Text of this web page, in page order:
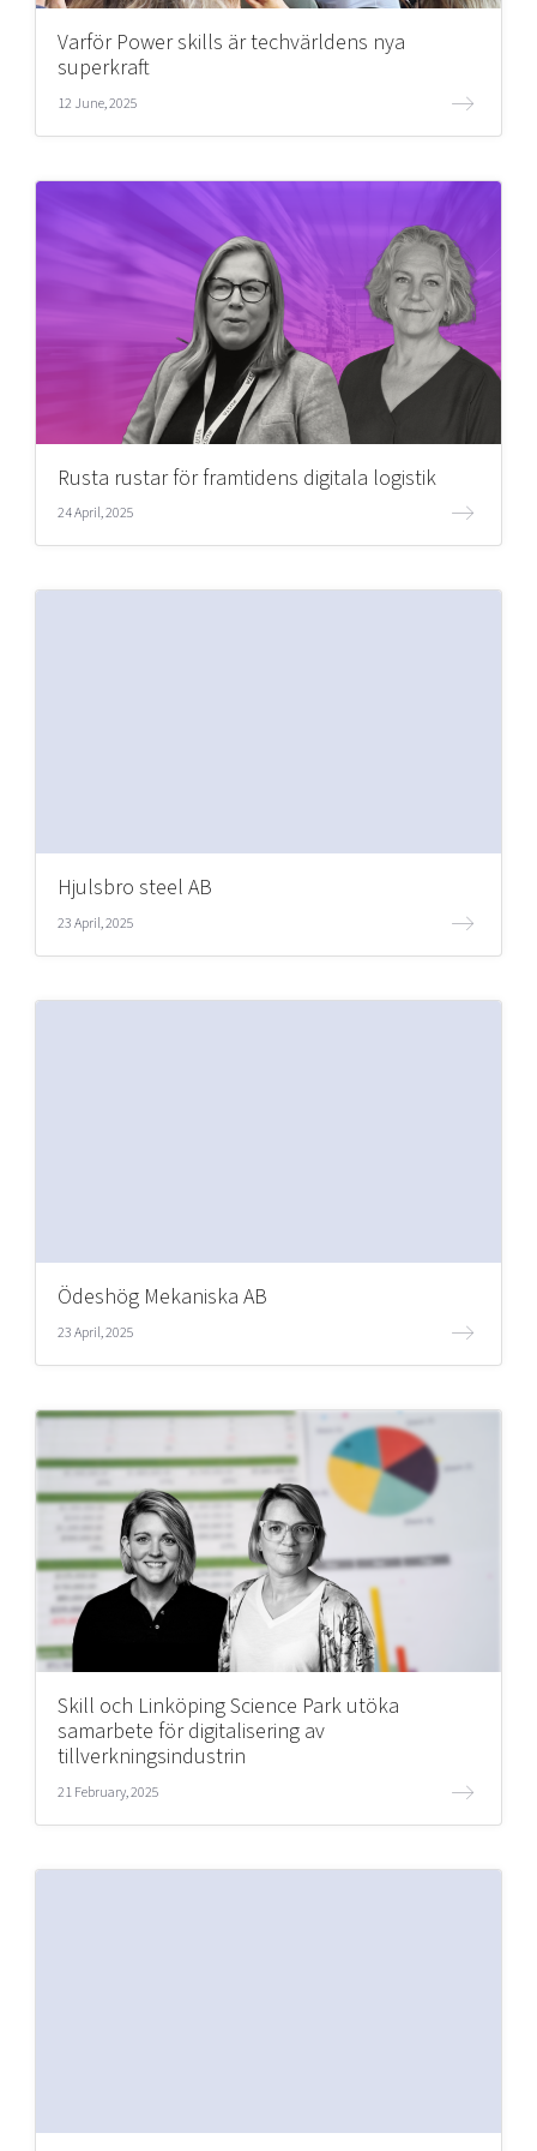
Varför Power skills är techvärldens nya
superkraft
12 June, 2025
Rusta rustar för framtidens digitala logistik
24 April, 2025
Hjulsbro steel AB
23 April, 2025
Ödeshög Mekaniska AB
23 April, 2025
Skill och Linköping Science Park utöka
samarbete för digitalisering av
tillverkningsindustrin
21 February, 2025